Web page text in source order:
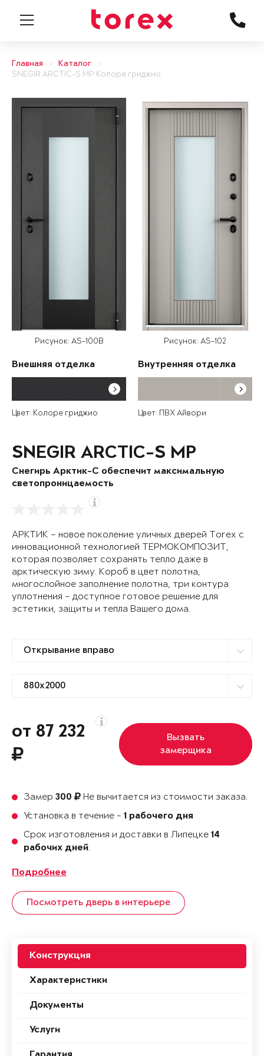
Главная
Каталог
SNEGIR ARCTIC-S MP Колоре гриджио
Рисунок: AS-100B
Внешняя отделка
Цвет: Колоре гриджио
Рисунок: AS-102
Внутренняя отделка
Цвет: ПВХ Айвори
SNEGIR ARCTIC-S MP
Снегирь Арктик-С обеспечит максимальную
светопроницаемость
АРКТИК – новое поколение уличных дверей Torex с
инновационной технологией ТЕРМОКОМПОЗИТ,
которая позволяет сохранять тепло даже в
арктическую зиму. Короб в цвет полотна,
многослойное заполнение полотна, три контура
уплотнения – доступное готовое решение для
эстетики, защиты и тепла Вашего дома.
от 87 232
Вызвать
замерщика
Замер 300
Не вычитается из стоимости заказа.
Установка в течение - 1 рабочего дня
Срок изготовления и доставки в Липецке 14
рабочих дней.
Подробнее
Посмотреть дверь в интерьере
Конструкция
Характеристики
Документы
Услуги